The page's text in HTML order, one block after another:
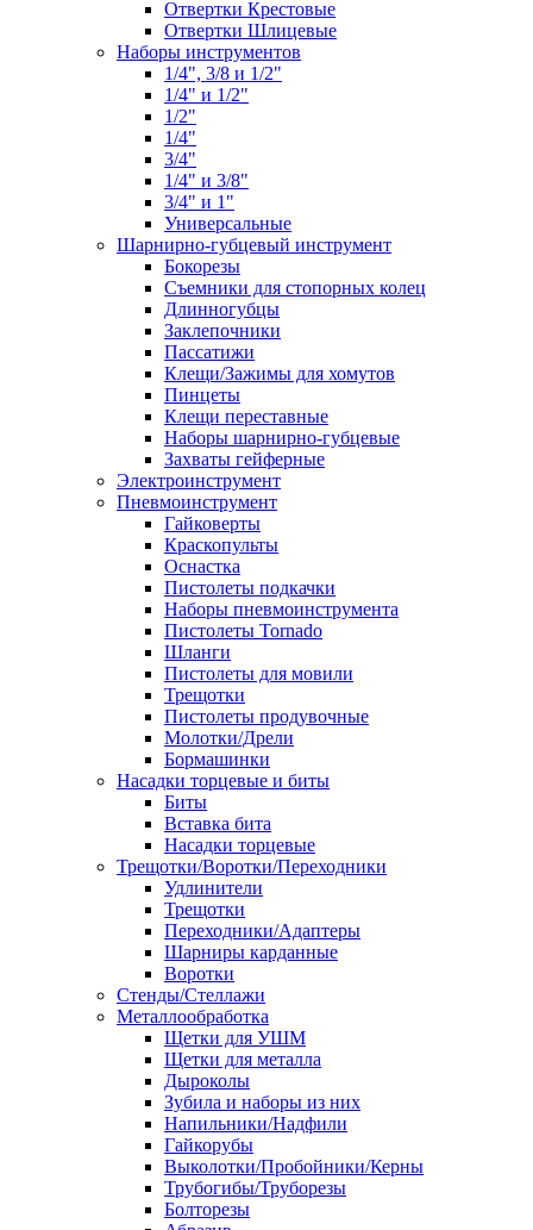
Отвертки Крестовые
Отвертки Шлицевые
Наборы инструментов
1/4", 3/8 и 1/2"
1/4" и 1/2"
1/2"
1/4"
3/4"
1/4" и 3/8"
3/4" и 1"
Универсальные
Шарнирно-губцевый инструмент
Бокорезы
Съемники для стопорных колец
Длинногубцы
Заклепочники
Пассатижи
Клещи/Зажимы для хомутов
Пинцеты
Клещи переставные
Наборы шарнирно-губцевые
Захваты гейферные
Электроинструмент
Пневмоинструмент
Гайковерты
Краскопульты
Оснастка
Пистолеты подкачки
Наборы пневмоинструмента
Пистолеты Tornado
Шланги
Пистолеты для мовили
Трещотки
Пистолеты продувочные
Молотки/Дрели
Бормашинки
Насадки торцевые и биты
Биты
Вставка бита
Насадки торцевые
Трещотки/Воротки/Переходники
Удлинители
Трещотки
Переходники/Адаптеры
Шарниры карданные
Воротки
Стенды/Стеллажи
Металлообработка
Щетки для УШМ
Щетки для металла
Дыроколы
Зубила и наборы из них
Напильники/Надфили
Гайкорубы
Выколотки/Пробойники/Керны
Трубогибы/Труборезы
Болторезы